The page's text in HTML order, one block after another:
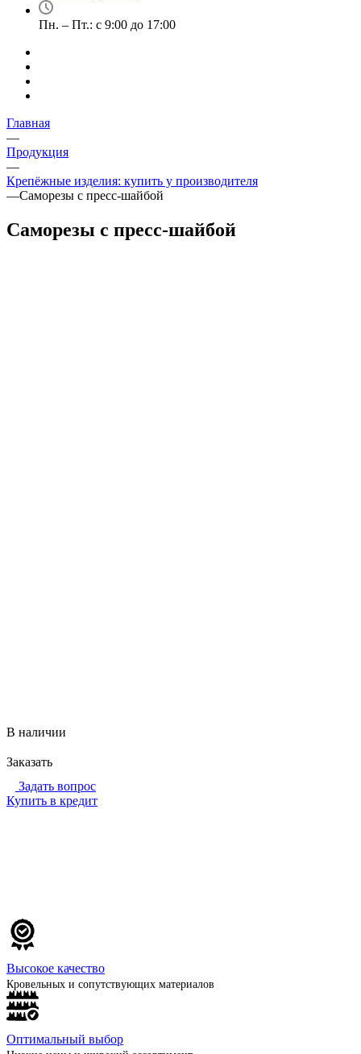
Пн. – Пт.: с 9:00 до 17:00
Главная
—
Продукция
—
Крепёжные изделия: купить у производителя
—Саморезы с пресс-шайбой
Саморезы с пресс-шайбой
В наличии
Заказать
Задать вопрос
Купить в кредит
Высокое качество
Кровельных и сопутствующих материалов
Оптимальный выбор